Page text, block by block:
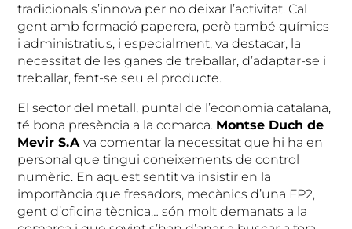
tradicionals s’innova per no deixar l’activitat. Cal
gent amb formació paperera, però també químics
i administratius, i especialment, va destacar, la
necessitat de les ganes de treballar, d’adaptar-se i
treballar, fent-se seu el producte.
El sector del metall, puntal de l’economia catalana,
té bona presència a la comarca. Montse Duch de
Mevir S.Ava comentar la necessitat que hi ha en
personal que tingui coneixements de control
numèric. En aquest sentit va insistir en la
importància que fresadors, mecànics d’una FP2,
gent d’oficina tècnica… són molt demanats a la